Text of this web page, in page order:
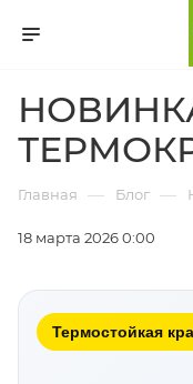
Главная — Блог —
18 марта 2026 0:00
Термостойкая